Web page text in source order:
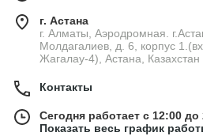
г. Астана
г. Алматы, Аэродромная.
Молдагалиев, д. 6, корпус
Жагалау-4), Астана, Казахстан
Контакты
Сегодня работает с 12:00 до
Показать весь график